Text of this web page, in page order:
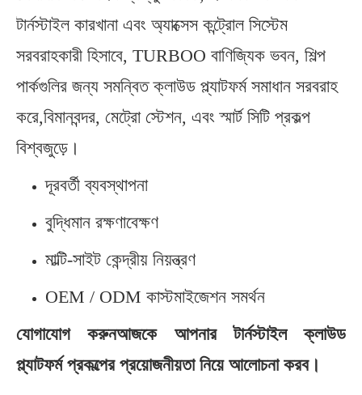
টার্নস্টাইল কারখানা এবং অ্যাক্সেস কন্ট্রোল সিস্টেম
সরবরাহকারী হিসাবে, TURBOO বাণিজ্যিক ভবন, শিল্প
পার্কগুলির জন্য সমন্বিত ক্লাউড প্ল্যাটফর্ম সমাধান সরবরাহ
করে,বিমানবন্দর, মেট্রো স্টেশন, এবং স্মার্ট সিটি প্রকল্প
বিশ্বজুড়ে।
দূরবর্তী ব্যবস্থাপনা
বুদ্ধিমান রক্ষণাবেক্ষণ
মাল্টি-সাইট কেন্দ্রীয় নিয়ন্ত্রণ
OEM / ODM কাস্টমাইজেশন সমর্থন
যোগাযোগ করুনআজকে আপনার টার্নস্টাইল ক্লাউড
প্ল্যাটফর্ম প্রকল্পের প্রয়োজনীয়তা নিয়ে আলোচনা করব।